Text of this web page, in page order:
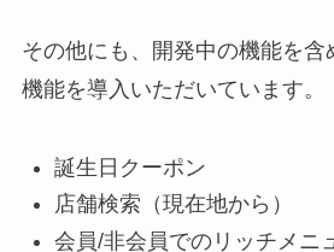
その他にも、開発中の機能を含
機能を導入いただいています。
誕生日クーポン
店舗検索（現在地から）
会員/非会員でのリッチメニ